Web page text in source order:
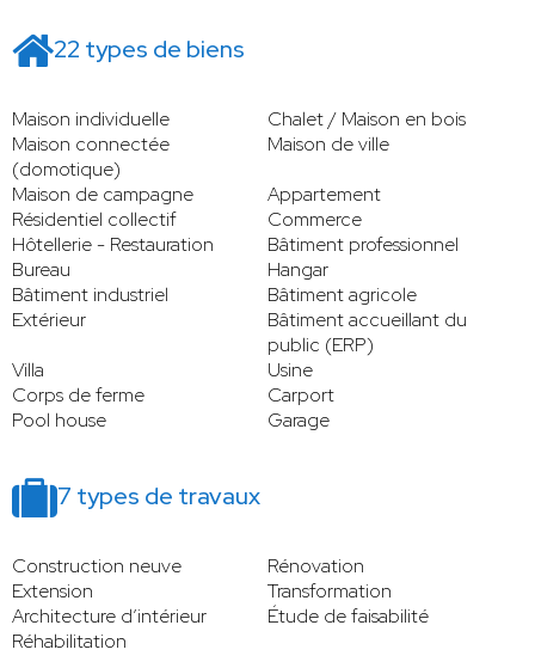
22 types de biens
Maison individuelle
Chalet / Maison en bois
Maison connectée
(domotique)
Maison de ville
Maison de campagne
Appartement
Résidentiel collectif
Commerce
Hôtellerie - Restauration
Bâtiment professionnel
Bureau
Hangar
Bâtiment industriel
Bâtiment agricole
Extérieur
Bâtiment accueillant du
public (ERP)
Villa
Usine
Corps de ferme
Carport
Pool house
Garage
7 types de travaux
Construction neuve
Rénovation
Extension
Transformation
Architecture d’intérieur
Étude de faisabilité
Réhabilitation